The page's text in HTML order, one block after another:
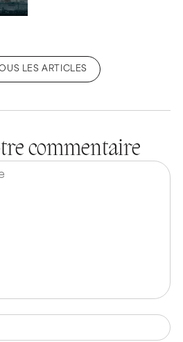
LES ARTICLES
commentaire